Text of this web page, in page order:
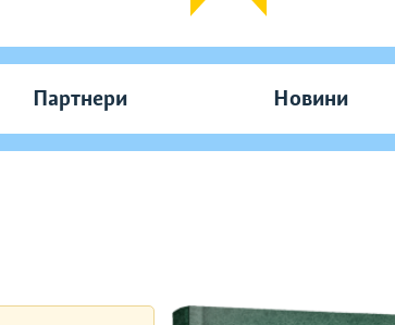
Партнери Новини